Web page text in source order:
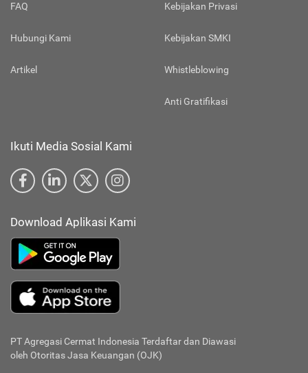
FAQ
Hubungi Kami
Artikel
Kebijakan Privasi
Kebijakan SMKI
Whistleblowing
Anti Gratifikasi
Ikuti Media Sosial Kami
Download Aplikasi Kami
PT Agregasi Cermat Indonesia Terdaftar dan Diawasi
oleh Otoritas Jasa Keuangan (OJK)